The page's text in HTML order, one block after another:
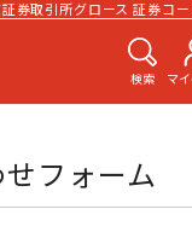
券取引所グロース 証券コ
検索 マ
フォーム